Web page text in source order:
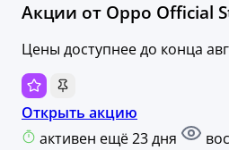
Акции от Oppo Official
Цены доступнее до конца
Открыть акцию
активен ещё 23 дня